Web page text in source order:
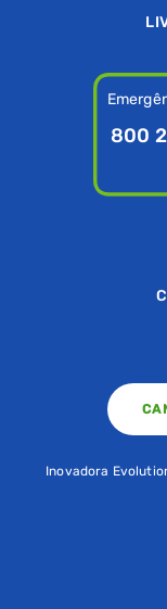
800
Inovadora